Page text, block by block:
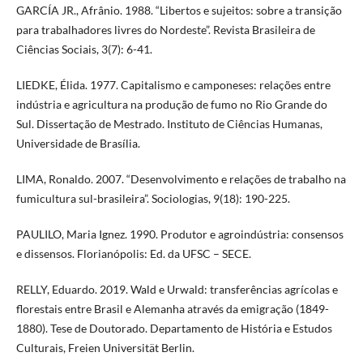
GARCÍA JR., Afrânio. 1988. “Libertos e sujeitos: sobre a transição
para trabalhadores livres do Nordeste”. Revista Brasileira de
Ciências Sociais, 3(7): 6-41.
LIEDKE, Élida. 1977. Capitalismo e camponeses: relações entre
indústria e agricultura na produção de fumo no Rio Grande do
Sul. Dissertação de Mestrado. Instituto de Ciências Humanas,
Universidade de Brasília.
LIMA, Ronaldo. 2007. “Desenvolvimento e relações de trabalho na
fumicultura sul-brasileira”. Sociologias, 9(18): 190-225.
PAULILO, Maria Ignez. 1990. Produtor e agroindústria: consensos
e dissensos. Florianópolis: Ed. da UFSC – SECE.
RELLY, Eduardo. 2019. Wald e Urwald: transferências agrícolas e
florestais entre Brasil e Alemanha através da emigração (1849-
1880). Tese de Doutorado. Departamento de História e Estudos
Culturais, Freien Universität Berlin.